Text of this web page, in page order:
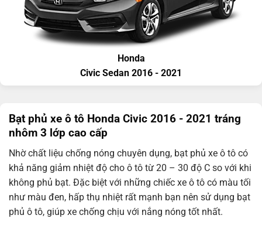
Honda
Civic Sedan 2016 - 2021
Bạt phủ xe ô tô Honda Civic 2016 - 2021 tráng
nhôm 3 lớp cao cấp
Nhờ chất liệu chống nóng chuyên dụng, bạt phủ xe ô tô có
khả năng giảm nhiệt độ cho ô tô từ 20 – 30 độ C so với khi
không phủ bạt. Đặc biệt với những chiếc xe ô tô có màu tối
như màu đen, hấp thụ nhiệt rất mạnh bạn nên sử dụng bạt
phủ ô tô, giúp xe chống chịu với nắng nóng tốt nhất.